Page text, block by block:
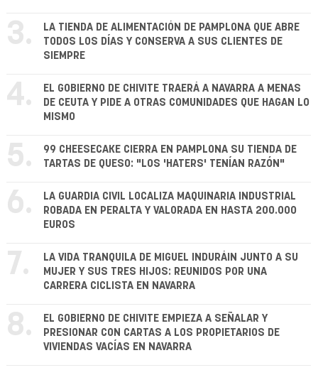
3.
LA TIENDA DE ALIMENTACIÓN DE PAMPLONA QUE ABRE
TODOS LOS DÍAS Y CONSERVA A SUS CLIENTES DE
SIEMPRE
4.
EL GOBIERNO DE CHIVITE TRAERÁ A NAVARRA A MENAS
DE CEUTA Y PIDE A OTRAS COMUNIDADES QUE HAGAN LO
MISMO
5.
99 CHEESECAKE CIERRA EN PAMPLONA SU TIENDA DE
TARTAS DE QUESO: "LOS 'HATERS' TENÍAN RAZÓN"
6.
LA GUARDIA CIVIL LOCALIZA MAQUINARIA INDUSTRIAL
ROBADA EN PERALTA Y VALORADA EN HASTA 200.000
EUROS
7.
LA VIDA TRANQUILA DE MIGUEL INDURÁIN JUNTO A SU
MUJER Y SUS TRES HIJOS: REUNIDOS POR UNA
CARRERA CICLISTA EN NAVARRA
8.
EL GOBIERNO DE CHIVITE EMPIEZA A SEÑALAR Y
PRESIONAR CON CARTAS A LOS PROPIETARIOS DE
VIVIENDAS VACÍAS EN NAVARRA